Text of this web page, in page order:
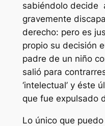
sabiéndolo decide
gravemente
derecho: pero es
propio su decisión
padre de un niño
salió para
‘intelectual’ y éste
que fue expulsado
Lo único que